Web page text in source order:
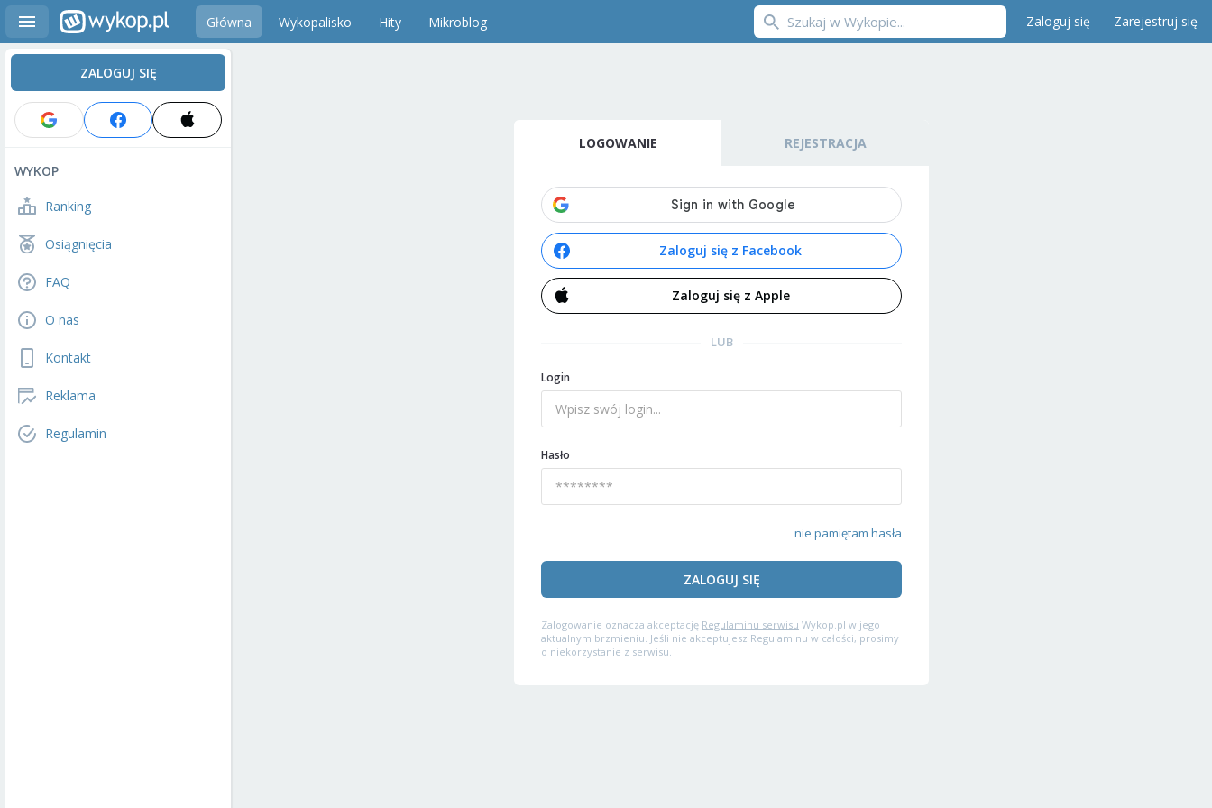
Główna Wykopalisko Hity Mikroblog Zaloguj się Zarejestruj się
ZALOGUJ SIĘ
WYKOP
Ranking
Osiągnięcia
FAQ
O nas
Kontakt
Reklama
Regulamin
LOGOWANIE REJESTRACJA
Zaloguj się z Facebook
Zaloguj się z Apple
LUB
Login
Hasło
nie pamiętam hasła
ZALOGUJ SIĘ
Zalogowanie oznacza akceptację Regulaminu serwisu Wykop.pl w jego
aktualnym brzmieniu. Jeśli nie akceptujesz Regulaminu w całości, prosimy
o niekorzystanie z serwisu.